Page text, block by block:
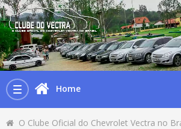
Toggle
navigation
Home
O Clube Oficial do Chevrolet Vectra no